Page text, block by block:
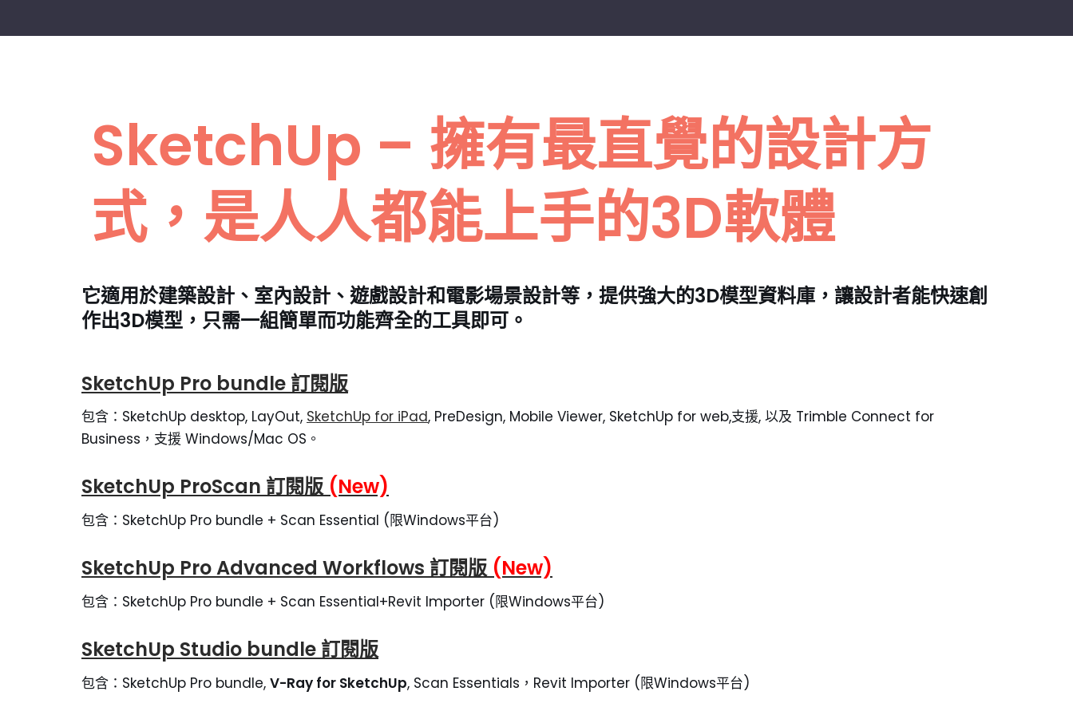
SketchUp – 擁有最直覺的設計方
式，是人人都能上手的3D軟體
它適用於建築設計、室內設計、遊戲設計和電影場景設計等，提供強大的3D模型資料庫，讓設計者能快速創
作出3D模型，只需一組簡單而功能齊全的工具即可。
SketchUp Pro bundle 訂閱版
包含：SketchUp desktop, LayOut, SketchUp for iPad, PreDesign, Mobile Viewer, SketchUp for web,支援, 以及 Trimble Connect for
Business，支援 Windows/Mac OS。
SketchUp ProScan 訂閱版 (New)
包含：SketchUp Pro bundle + Scan Essential (限Windows平台)
SketchUp Pro Advanced Workflows 訂閱版 (New)
包含：SketchUp Pro bundle + Scan Essential+Revit Importer (限Windows平台)
SketchUp Studio bundle 訂閱版
包含：SketchUp Pro bundle, V-Ray for SketchUp, Scan Essentials，Revit Importer (限Windows平台)